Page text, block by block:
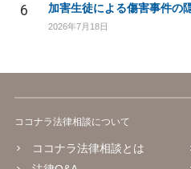
6
2026年7月18日
ココナラ法律相談について
ココナラ法律相談とは